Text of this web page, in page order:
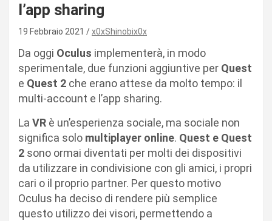
l’app sharing
19 Febbraio 2021 x0xShinobix0x
Da oggi Oculus implementerà, in modo
sperimentale, due funzioni aggiuntive per Quest
e Quest 2 che erano attese da molto tempo: il
multi-account e l’app sharing.
La VR è un’esperienza sociale, ma sociale non
significa solo multiplayer online. Quest e Quest
2 sono ormai diventati per molti dei dispositivi
da utilizzare in condivisione con gli amici, i propri
cari o il proprio partner. Per questo motivo
Oculus ha deciso di rendere più semplice
questo utilizzo dei visori, permettendo a